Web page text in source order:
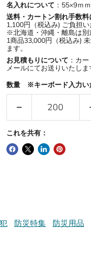
名入れについて ：55×9ｍｍ
送料・カートン割れ手数料
1,100円（税込み) ご負担い
※北海道・沖縄・離島は別
1商品33,000円（税込み)
ます。
お見積もりについて ：カ
メールにてお送りいたしま
数量 ※キーボード入力い
これを共有：
防災特集 防災用品